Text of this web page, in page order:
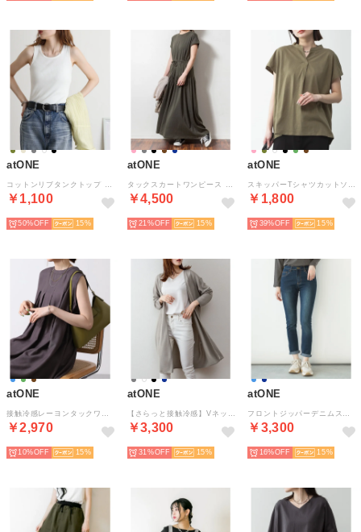
atONE
￥1,100
50% 15
atONE
￥4,500
21% 15
atONE
￥1,800
39% 15
atONE
￥2,970
10% 15
atONE
￥3,300
31% 15
atONE
￥3,300
16% 15